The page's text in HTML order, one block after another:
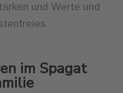
und Werte und
im Spagat